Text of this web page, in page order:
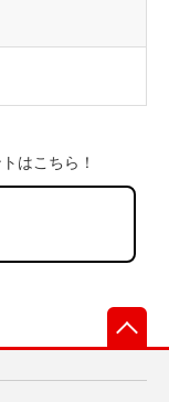
はこちら！